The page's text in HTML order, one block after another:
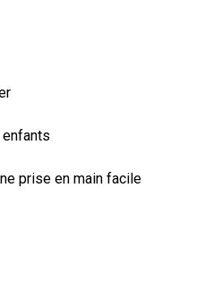
prise en main facile